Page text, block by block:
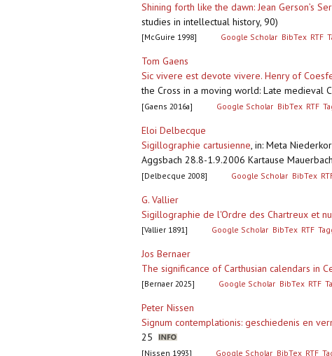
Shining forth like the dawn: Jean Gerson’s
studies in intellectual history, 90)
[McGuire 1998] Google Scholar BibTex RTF
Tom Gaens
Sic vivere est devote vivere. Henry of
the Cross in a moving world: Late medieval
[Gaens 2016a] Google Scholar BibTex RTF
Eloi Delbecque
Sigillographie cartusienne, in: Meta
Aggsbach 28.8-1.9.2006 Kartause
[Delbecque 2008] Google Scholar BibTex
G. Vallier
Sigillographie de l'Ordre des Chartreux et
[Vallier 1891] Google Scholar BibTex RTF
Jos Bernaer
The significance of Carthusian calendars in
[Bernaer 2025] Google Scholar BibTex RTF
Peter Nissen
Signum contemplationis: geschiedenis en
25
[Nissen 1993] Google Scholar BibTex RTF